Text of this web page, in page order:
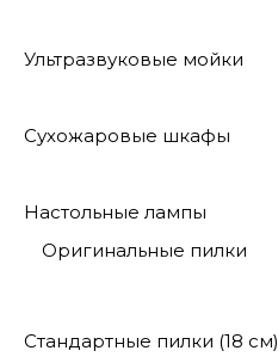
Ультразвуковые мойки
Сухожаровые шкафы
Настольные лампы
Оригинальные пилки
Стандартные пилки (18 см)